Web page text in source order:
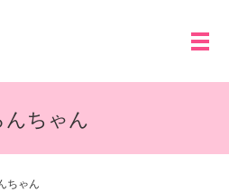
メ
んちゃん
ちゃん